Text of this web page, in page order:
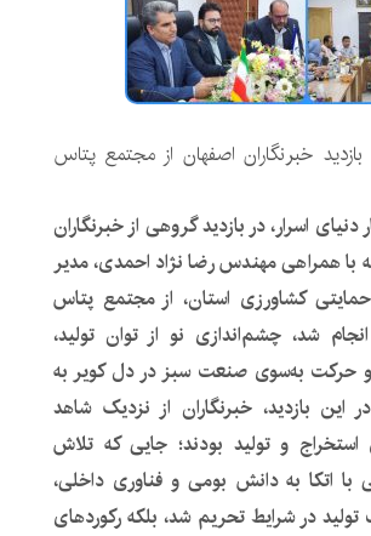
خبرنگاران اصفهان از مجتمع پتاس
دنیای اسرار، در بازدید گروهی از خبرنگاران
با همراهی مهندس رضا نژاد احمدی، مدیر
کشاورزی استان، از مجتمع پتاس
شد، چشم‌اندازی نو از توان تولید،
حرکت به‌سوی صنعت سبز در دل کویر به
این بازدید، خبرنگاران از نزدیک شاهد
استخراج و تولید بودند؛ جایی که تلاش
با اتکا به دانش بومی و فناوری داخلی،
تولید در شرایط تحریم شد، بلکه رکوردهای